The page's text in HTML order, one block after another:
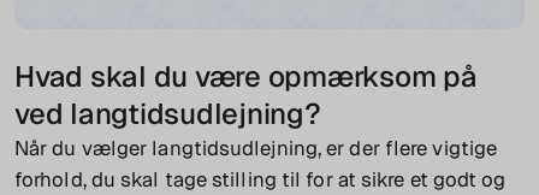
Hvad skal du være opmærksom på
ved langtidsudlejning?
Når du vælger langtidsudlejning, er der flere vigtige
forhold, du skal tage stilling til for at sikre et godt og